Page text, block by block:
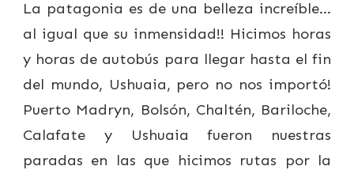
La patagonia es de una belleza increíble…
al igual que su inmensidad!! Hicimos horas
y horas de autobús para llegar hasta el fin
del mundo, Ushuaia, pero no nos importó!
Puerto Madryn, Bolsón, Chaltén, Bariloche,
Calafate y Ushuaia fueron nuestras
paradas en las que hicimos rutas por la